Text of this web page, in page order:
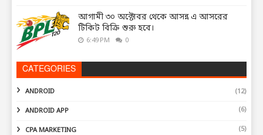
আগামী ৩০ অক্টোবর থেকে আসন্ন এ আসরের
টিকিট বিক্রি শুরু হবে।
6:49 PM 0
CATEGORIES
ANDROID (12)
ANDROID APP (6)
CPA MARKETING (5)